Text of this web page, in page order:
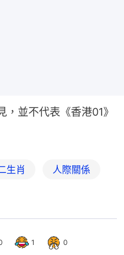
並不代表《香港01》
生肖 人際關係
1 0